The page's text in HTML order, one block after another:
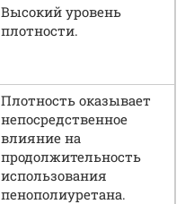
Высокий уровень
плотности.
Плотность оказывает
непосредственное
влияние на
продолжительность
использования
пенополиуретана.